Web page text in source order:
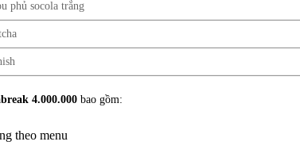
phủ socola trắng
4.000.000 bao gồm:
theo menu